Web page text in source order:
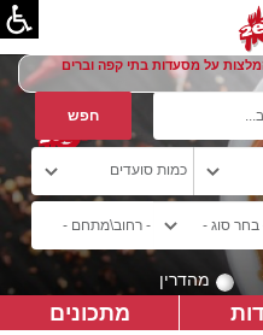
על מסעדות בתי קפה וברים
מהדרין
מתכונים